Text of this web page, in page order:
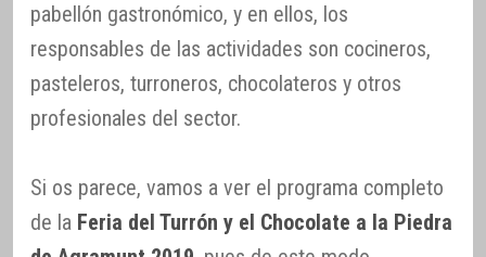
pabellón gastronómico, y en ellos, los
responsables de las actividades son cocineros,
pasteleros, turroneros, chocolateros y otros
profesionales del sector.
Si os parece, vamos a ver el programa completo
de la Feria del Turrón y el Chocolate a la Piedra